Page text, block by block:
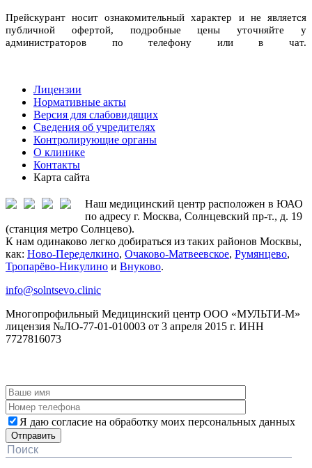
Прейскурант носит ознакомительный характер и не является
публичной офертой, подробные цены уточняйте у
администраторов по телефону или в чат.
Лицензии
Нормативные акты
Версия для слабовидящих
Сведения об учредителях
Контролирующие органы
О клинике
Контакты
Карта сайта
Наш медицинский центр расположен в ЮАО
по адресу г. Москва, Солнцевский пр-т., д. 19
(станция метро Солнцево).
К нам одинаково легко добираться из таких районов Москвы,
как: Ново-Переделкино, Очаково-Матвеевское, Румянцево,
Тропарёво-Никулино и Внуково.
info@solntsevo.clinic
Многопрофильный Медицинский центр ООО «МУЛЬТИ-М»
лицензия №ЛО-77-01-010003 от 3 апреля 2015 г. ИНН
7727816073
Я даю согласие на обработку моих персональных данных